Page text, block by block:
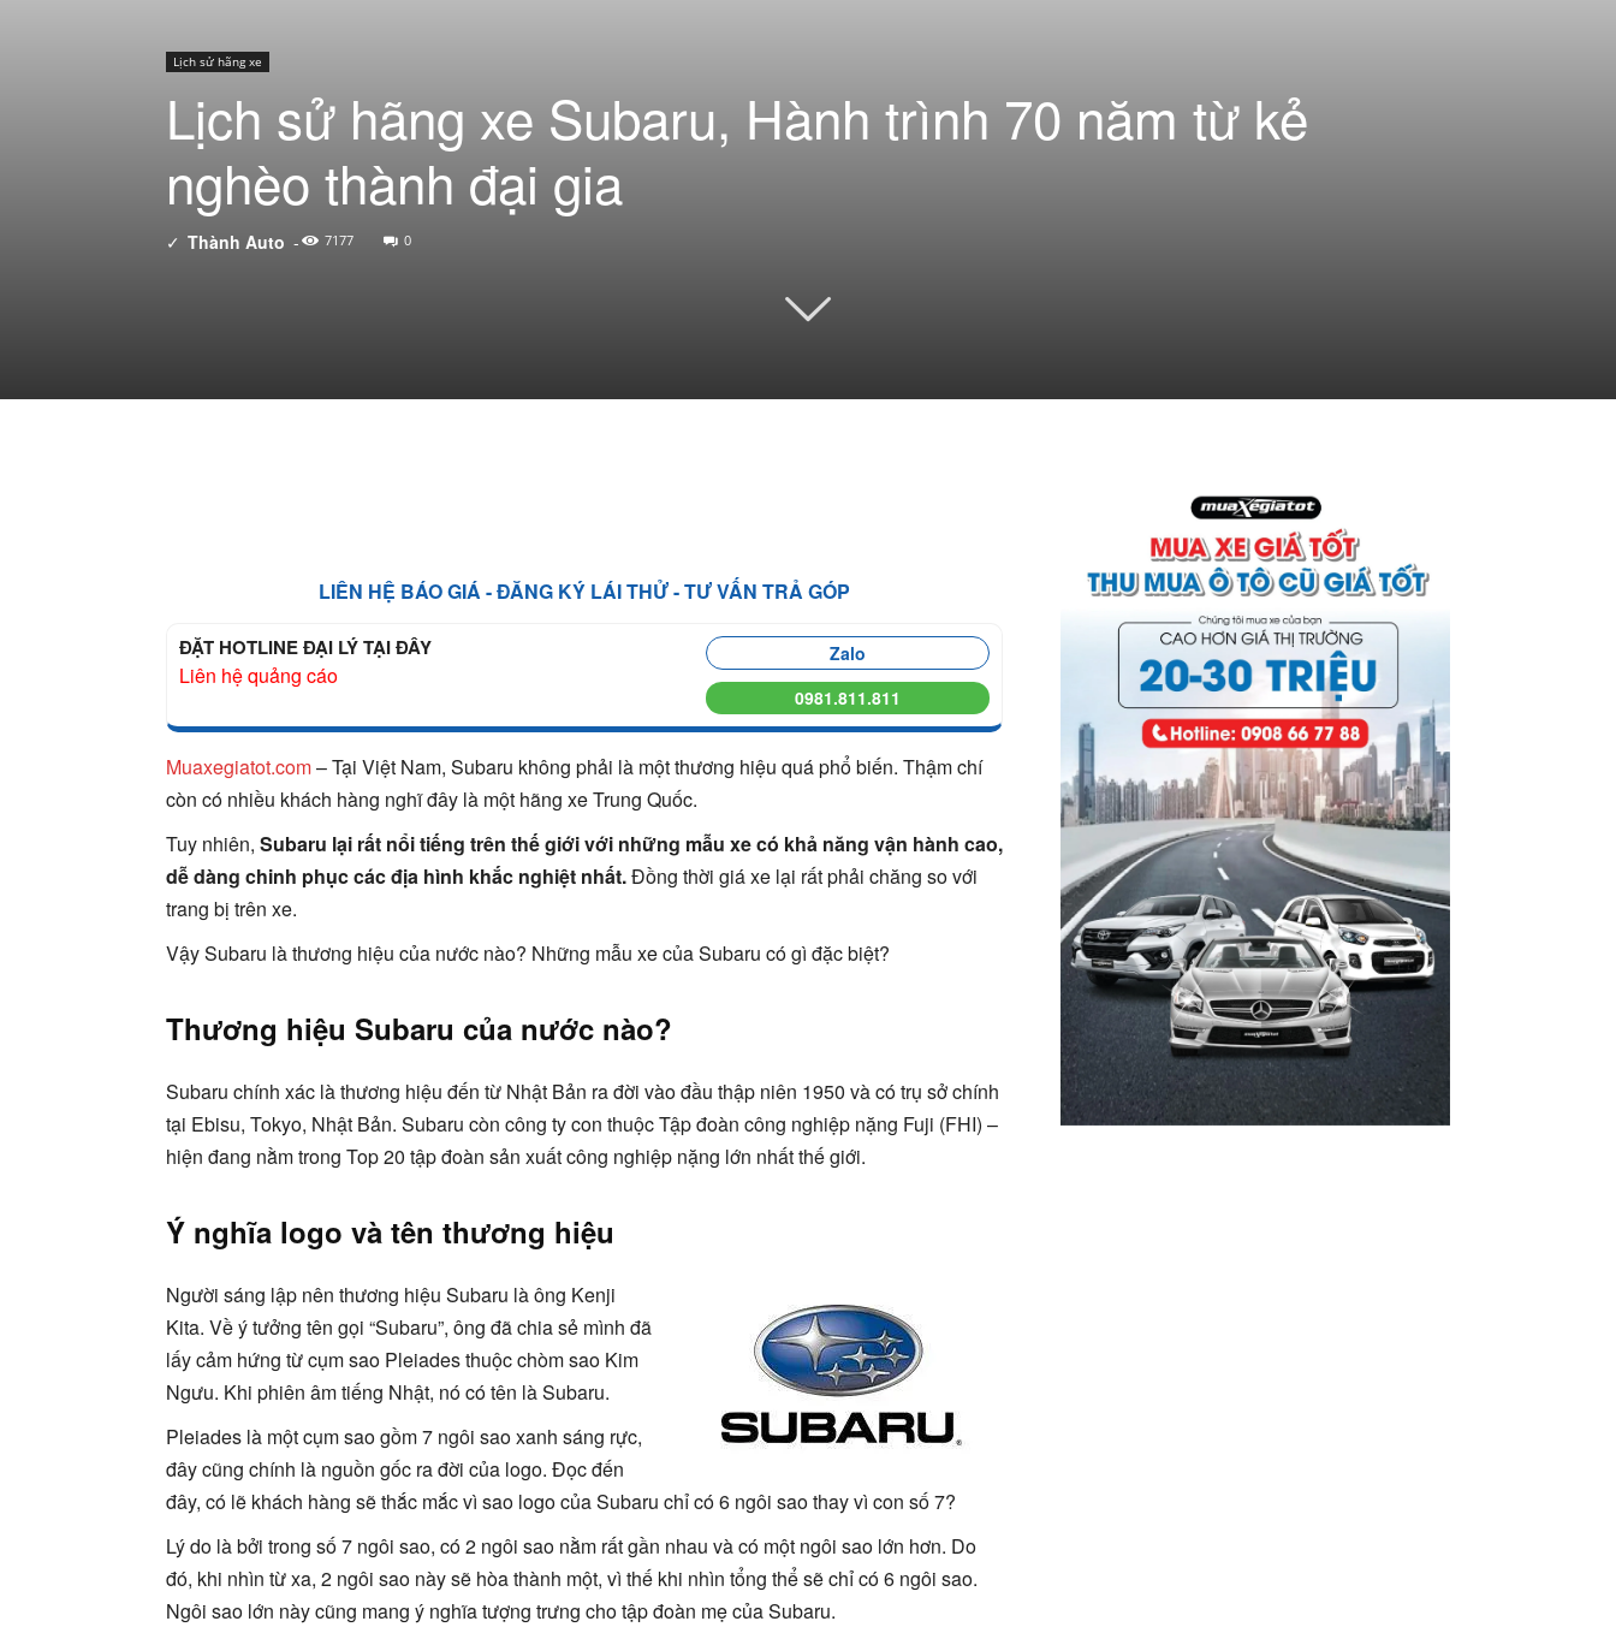
Lịch sử hãng xe
Lịch sử hãng xe Subaru, Hành trình 70 năm từ kẻ
nghèo thành đại gia
✓ Thành Auto - 7177 0
LIÊN HỆ BÁO GIÁ - ĐĂNG KÝ LÁI THỬ - TƯ VẤN TRẢ GÓP
ĐẶT HOTLINE ĐẠI LÝ TẠI ĐÂY
Liên hệ quảng cáo
Zalo
0981.811.811
Muaxegiatot.com– Tại Việt Nam, Subaru không phải là một thương hiệu quá phổ biến. Thậm chí
còn có nhiều khách hàng nghĩ đây là một hãng xe Trung Quốc.
Tuy nhiên, Subaru lại rất nổi tiếng trên thế giới với những mẫu xe có khả năng vận hành cao,
dễ dàng chinh phục các địa hình khắc nghiệt nhất.Đồng thời giá xe lại rất phải chăng so với
trang bị trên xe.
Vậy Subaru là thương hiệu của nước nào? Những mẫu xe của Subaru có gì đặc biệt?
Thương hiệu Subaru của nước nào?
Subaru chính xác là thương hiệu đến từ Nhật Bản ra đời vào đầu thập niên 1950 và có trụ sở chính
tại Ebisu, Tokyo, Nhật Bản. Subaru còn công ty con thuộc Tập đoàn công nghiệp nặng Fuji (FHI) –
hiện đang nằm trong Top 20 tập đoàn sản xuất công nghiệp nặng lớn nhất thế giới.
Ý nghĩa logo và tên thương hiệu
Người sáng lập nên thương hiệu Subaru là ông Kenji
Kita. Về ý tưởng tên gọi “Subaru”, ông đã chia sẻ mình đã
lấy cảm hứng từ cụm sao Pleiades thuộc chòm sao Kim
Ngưu. Khi phiên âm tiếng Nhật, nó có tên là Subaru.
Pleiades là một cụm sao gồm 7 ngôi sao xanh sáng rực,
đây cũng chính là nguồn gốc ra đời của logo. Đọc đến
đây, có lẽ khách hàng sẽ thắc mắc vì sao logo của Subaru chỉ có 6 ngôi sao thay vì con số 7?
Lý do là bởi trong số 7 ngôi sao, có 2 ngôi sao nằm rất gần nhau và có một ngôi sao lớn hơn. Do
đó, khi nhìn từ xa, 2 ngôi sao này sẽ hòa thành một, vì thế khi nhìn tổng thể sẽ chỉ có 6 ngôi sao.
Ngôi sao lớn này cũng mang ý nghĩa tượng trưng cho tập đoàn mẹ của Subaru.